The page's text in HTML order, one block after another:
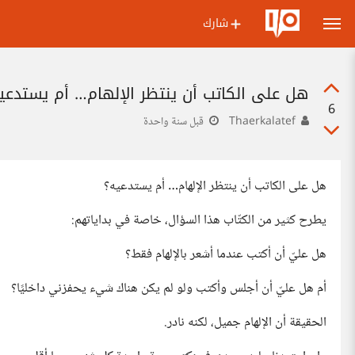
شارك
6
هل على الكاتب أن ينتظر الإلهام… أم
قبل سنة واحدة
هل على الكاتب أن ينتظر الإلهام… أم يستدعيه؟
يطرح كثير من الكتّاب هذا السؤال، خاصة في بداياتهم:
هل عليّ أن أكتب عندما أشعر بالإلهام فقط؟
أم هل عليّ أن أجلس وأكتب ولو لم يكن هناك شيء يحفزني داخليًا؟
الحقيقة أن الإلهام جميل، لكنه نادر.